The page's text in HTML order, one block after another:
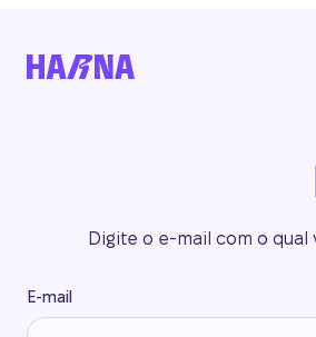
Digite o e-mail com o
E-mail